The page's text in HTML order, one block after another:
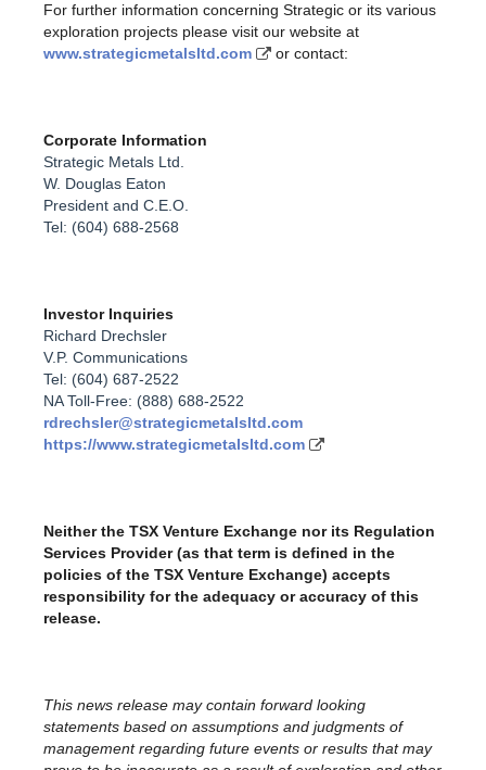
For further information concerning Strategic or its various
exploration projects please visit our website at
www.strategicmetalsltd.com
or contact:
Corporate Information
Strategic Metals Ltd.
W. Douglas Eaton
President and C.E.O.
Tel: (604) 688-2568
Investor Inquiries
Richard Drechsler
V.P. Communications
Tel: (604) 687-2522
NA Toll-Free: (888) 688-2522
rdrechsler@strategicmetalsltd.com
https://www.strategicmetalsltd.com
Neither the TSX Venture Exchange nor its Regulation
Services Provider (as that term is defined in the
policies of the TSX Venture Exchange) accepts
responsibility for the adequacy or accuracy of this
release.
This news release may contain forward looking
statements based on assumptions and judgments of
management regarding future events or results that may